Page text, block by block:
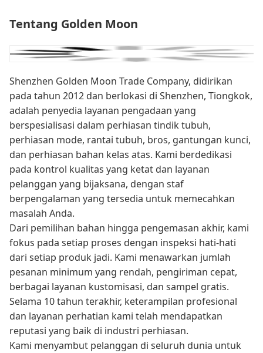
Tentang Golden Moon
Shenzhen Golden Moon Trade Company, didirikan
pada tahun 2012 dan berlokasi di Shenzhen, Tiongkok,
adalah penyedia layanan pengadaan yang
berspesialisasi dalam perhiasan tindik tubuh,
perhiasan mode, rantai tubuh, bros, gantungan kunci,
dan perhiasan bahan kelas atas. Kami berdedikasi
pada kontrol kualitas yang ketat dan layanan
pelanggan yang bijaksana, dengan staf
berpengalaman yang tersedia untuk memecahkan
masalah Anda.
Dari pemilihan bahan hingga pengemasan akhir, kami
fokus pada setiap proses dengan inspeksi hati-hati
dari setiap produk jadi. Kami menawarkan jumlah
pesanan minimum yang rendah, pengiriman cepat,
berbagai layanan kustomisasi, dan sampel gratis.
Selama 10 tahun terakhir, keterampilan profesional
dan layanan perhatian kami telah mendapatkan
reputasi yang baik di industri perhiasan.
Kami menyambut pelanggan di seluruh dunia untuk